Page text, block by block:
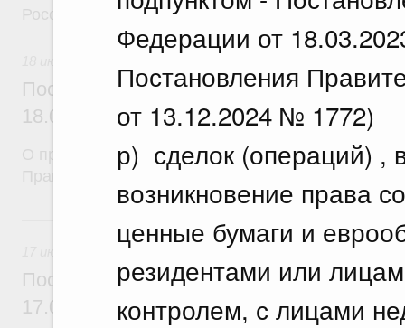
Федерации от
Постановления
от 13.12.2024 № 1772)
р) сделок (операций) ,
возникновение права
ценные бумаги и
резидентами или
контролем, с лицами
Российской Федерации
Постановление Правительства
18.07.2026 г. № 912
О признании утратившими силу некоторых актов
Постановление Правительства
17.07.2026 г. № 903